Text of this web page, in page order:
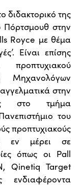
διδακτορικό της
Πόρτσμουθ στην
Royce με θέμα
Είναι επίσης
προπτυχιακού
στην
στο τμήμα
του
προπτυχιακούς
εν μέρει σε
όπως οι Pall
Qinetiq Target
ενδιαφέροντα